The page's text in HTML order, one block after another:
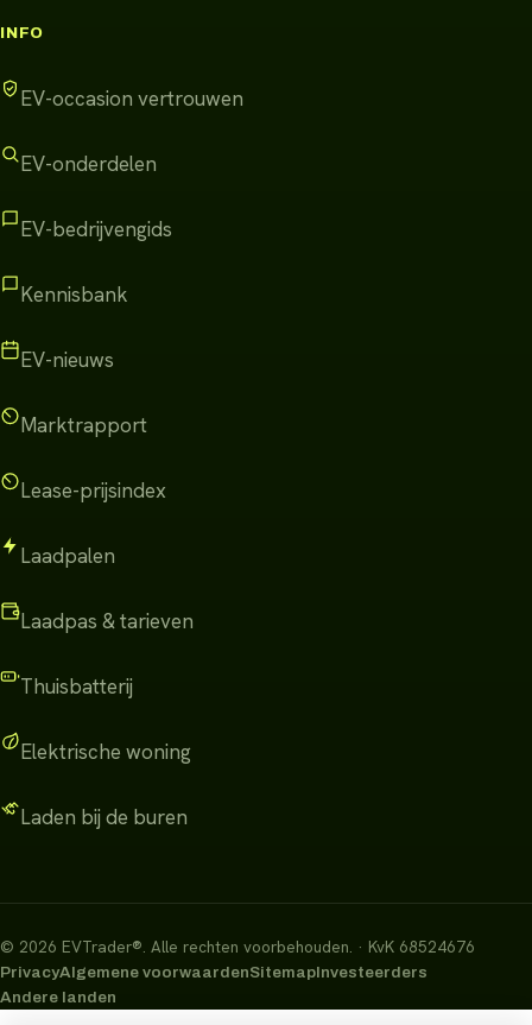
INFO
EV-occasion vertrouwen
EV-onderdelen
EV-bedrijvengids
Kennisbank
EV-nieuws
Marktrapport
Lease-prijsindex
Laadpalen
Laadpas & tarieven
Thuisbatterij
Elektrische woning
Laden bij de buren
© 2026 EVTrader®. Alle rechten voorbehouden. · KvK 68524676
PrivacyAlgemene voorwaardenSitemapInvesteerders
Andere landen